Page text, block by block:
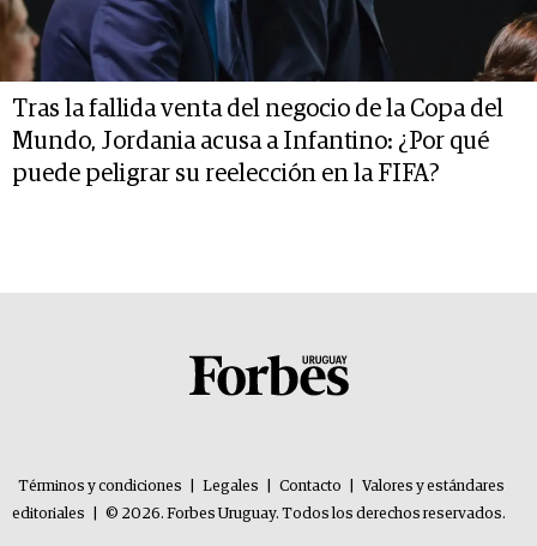
Tras la fallida venta del negocio de la Copa del
Mundo, Jordania acusa a Infantino: ¿Por qué
puede peligrar su reelección en la FIFA?
Términos y condiciones Legales Contacto
Valores y estándares
editoriales
© 2026. Forbes Uruguay. Todos los derechos reservados.